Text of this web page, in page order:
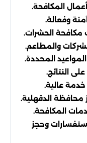
المكافحة.
وفعالة.
الحشرات.
والمطاعم.
المحددة.
النتائج.
عالية.
الدقهلية.
المكافحة.
وحجز